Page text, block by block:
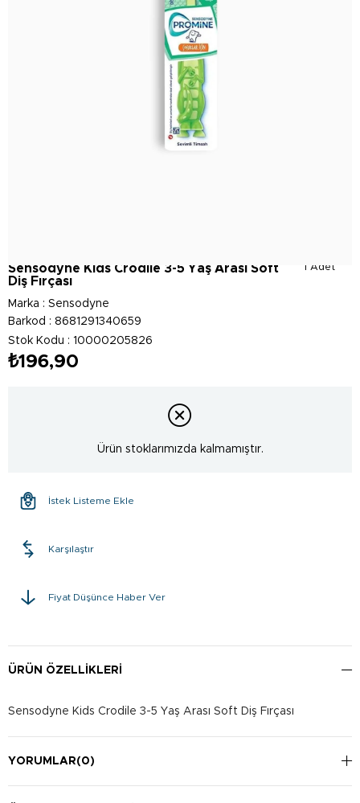
1 Adet
Sensodyne Kids Crodile 3-5 Yaş Arası Soft
Diş Fırçası
Marka : Sensodyne
Barkod : 8681291340659
Stok Kodu
10000205826
₺196,90
Ürün stoklarımızda kalmamıştır.
İstek Listeme Ekle
Karşılaştır
Fiyat Düşünce Haber Ver
ÜRÜN ÖZELLIKLERI
Sensodyne Kids Crodile 3-5 Yaş Arası Soft Diş Fırçası
YORUMLAR(0)